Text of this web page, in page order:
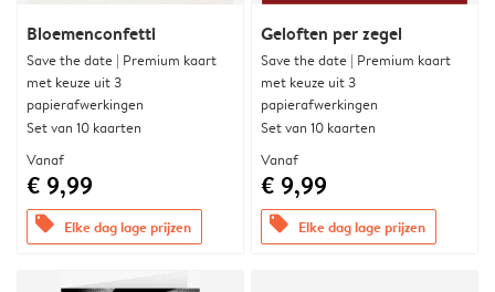
Bloemenconfetti
Save the date | Premium kaart
met keuze uit 3
papierafwerkingen
Set van 10 kaarten
Vanaf
€ 9,99
offers Elke dag lage prijzen
Geloften per zegel
Save the date | Premium kaart
met keuze uit 3
papierafwerkingen
Set van 10 kaarten
Vanaf
€ 9,99
offers Elke dag lage prijzen